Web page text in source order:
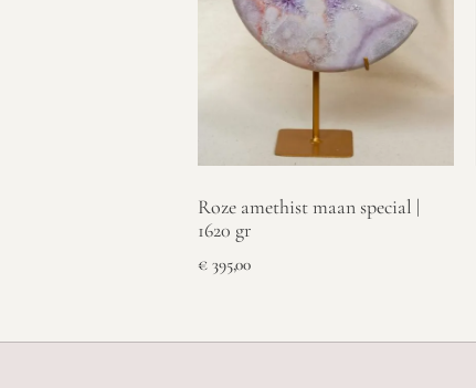
Roze amethist maan special |
1620 gr
€395,00